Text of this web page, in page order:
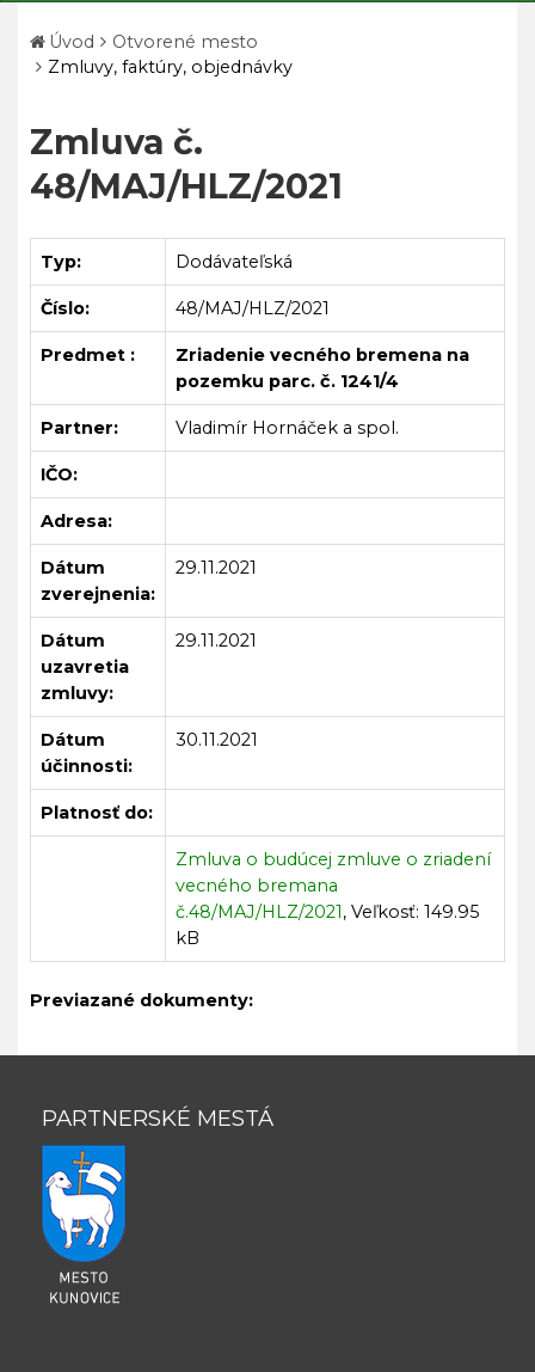
Úvod
Otvorené mesto
Zmluvy, faktúry, objednávky
Zmluva č.
48/MAJ/HLZ/2021
Typ: Dodávateľská
Číslo: 48/MAJ/HLZ/2021
Predmet :
Zriadenie vecného bremena na
pozemku parc. č. 1241/4
Partner: Vladimír Hornáček a spol.
IČO:
Adresa:
Dátum
zverejnenia:
29.11.2021
Dátum
uzavretia
zmluvy:
29.11.2021
Dátum
účinnosti:
30.11.2021
Platnosť do:
Zmluva o budúcej zmluve o zriadení
vecného bremana
č.48/MAJ/HLZ/2021, Veľkosť: 149.95
kB
Previazané dokumenty:
PARTNERSKÉ MESTÁ